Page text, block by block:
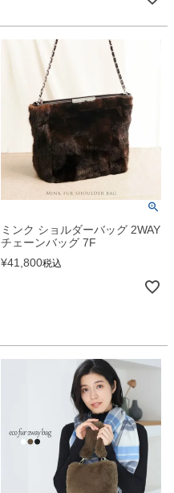
ミンク ショルダーバッグ 2WAY
チェーンバッグ 7F
¥41,800税込